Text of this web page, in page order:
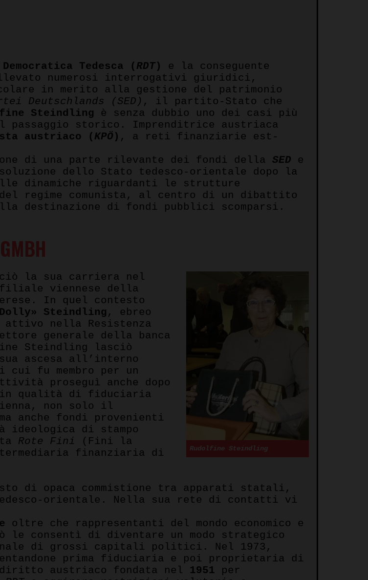
Tedesca ( RDT)
e la conseguente
numerosi interrogativi giuridici,
in merito alla gestione del patrimonio
Deutschlands (SED) , il partito-Stato che
Steindling è senza dubbio uno dei casi più
passaggio storico. Imprenditrice austriaca
austriaco ( KPÖ ) , a reti finanziarie est-
di una parte rilevante dei fondi della SED
e
dello Stato tedesco-orientale dopo la
dinamiche riguardanti le strutture
regime comunista, al centro di un dibattito
destinazione di fondi pubblici scomparsi.
Rudolfine Steindling
la sua carriera nel
filiale viennese della
In quel contesto
Steindling , ebreo
attivo nella Resistenza
generale della banca
Steindling lasciò
ascesa all’interno
cui fu membro per un
proseguì anche dopo
in qualità di fiduciaria
non solo il
anche fondi provenienti
ideologica di stampo
Rote Fini
(Fini la
finanziaria di
di opaca commistione tra apparati statali,
orientale. Nella sua rete di contatti vi
oltre che rappresentanti del mondo economico e
consentì di diventare un modo strategico
di grossi capitali politici. Nel 1973,
prima fiduciaria e poi proprietaria di
austriaco fondata nel 1951 per